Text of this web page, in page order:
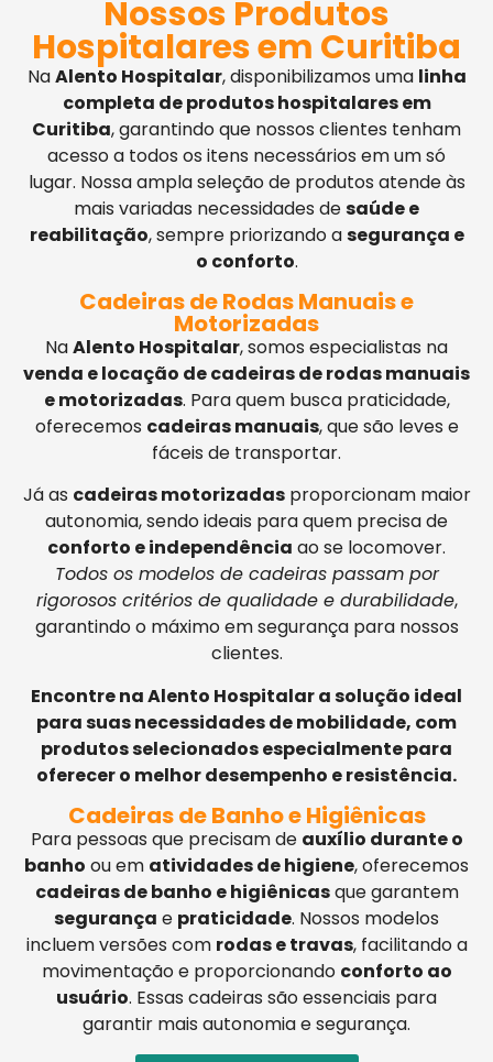
Nossos Produtos
Hospitalares em Curitiba
NaAlento Hospitalar, disponibilizamos uma linha
completa de produtos hospitalares em
Curitiba, garantindo que nossos clientes tenham
acesso a todos os itens necessários em um só
lugar. Nossa ampla seleção de produtos atende às
mais variadas necessidades desaúde e
reabilitação, sempre priorizando asegurança e
o conforto.
Cadeiras de Rodas Manuais e
Motorizadas
NaAlento Hospitalar, somos especialistas na
venda e locação de cadeiras de rodas manuais
e motorizadas. Para quem busca praticidade,
oferecemos cadeiras manuais, que são leves e
fáceis de transportar.
Já as cadeiras motorizadasproporcionam maior
autonomia, sendo ideais para quem precisa de
conforto e independência ao se locomover.
Todos os modelos de cadeiras passam por
rigorosos critérios de qualidade e durabilidade,
garantindo o máximo em segurança para nossos
clientes.
Encontre na Alento Hospitalar a solução ideal
para suas necessidades de mobilidade, com
produtos selecionados especialmente para
oferecer o melhor desempenho e resistência.
Cadeiras de Banho e Higiênicas
Para pessoas que precisam de auxílio durante o
banho ou em atividades de higiene, oferecemos
cadeiras de banho e higiênicasque garantem
segurança e praticidade. Nossos modelos
incluem versões com rodas e travas, facilitando a
movimentação e proporcionando conforto ao
usuário. Essas cadeiras são essenciais para
garantir mais autonomia e segurança.